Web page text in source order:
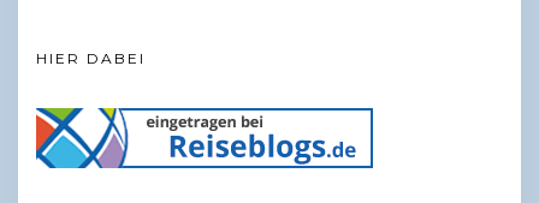
HIER DABEI